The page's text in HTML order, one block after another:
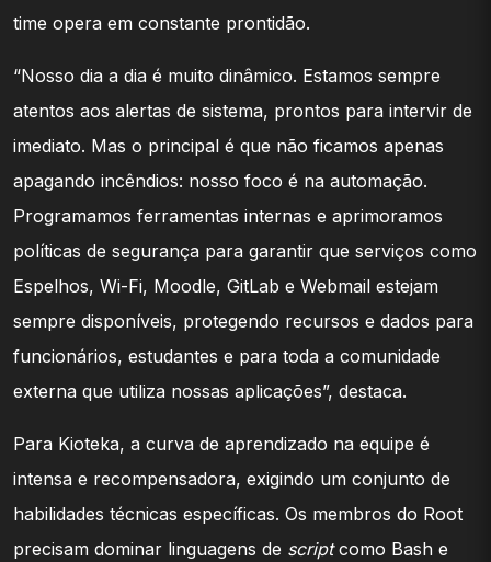
time opera em constante prontidão.
“Nosso dia a dia é muito dinâmico. Estamos sempre
atentos aos alertas de sistema, prontos para intervir de
imediato. Mas o principal é que não ficamos apenas
apagando incêndios: nosso foco é na automação.
Programamos ferramentas internas e aprimoramos
políticas de segurança para garantir que serviços como
Espelhos, Wi-Fi, Moodle, GitLab e Webmail estejam
sempre disponíveis, protegendo recursos e dados para
funcionários, estudantes e para toda a comunidade
externa que utiliza nossas aplicações”, destaca.
Para Kioteka, a curva de aprendizado na equipe é
intensa e recompensadora, exigindo um conjunto de
habilidades técnicas específicas. Os membros do Root
precisam dominar linguagens de scriptcomo Bash e